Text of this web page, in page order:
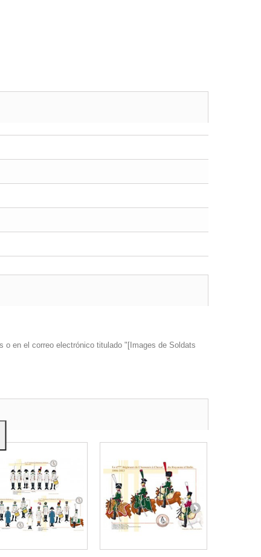
o en el correo electrónico titulado "[Images de Soldats